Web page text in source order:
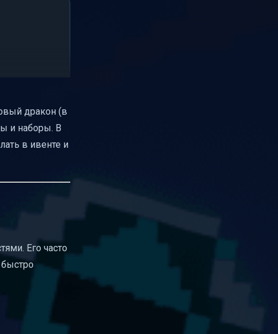
дракон (в
и наборы. В
в ивенте и
Его часто